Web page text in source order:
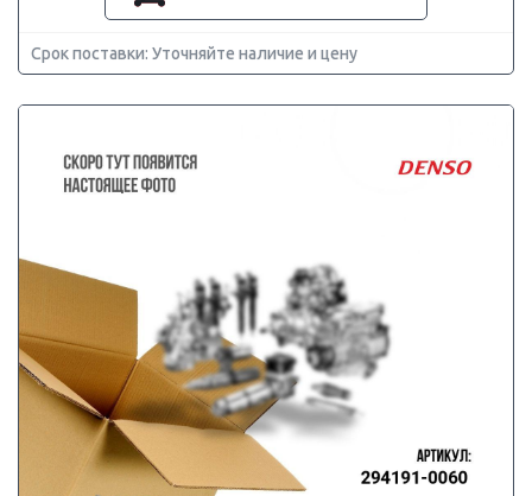
Срок поставки: Уточняйте наличие и цену